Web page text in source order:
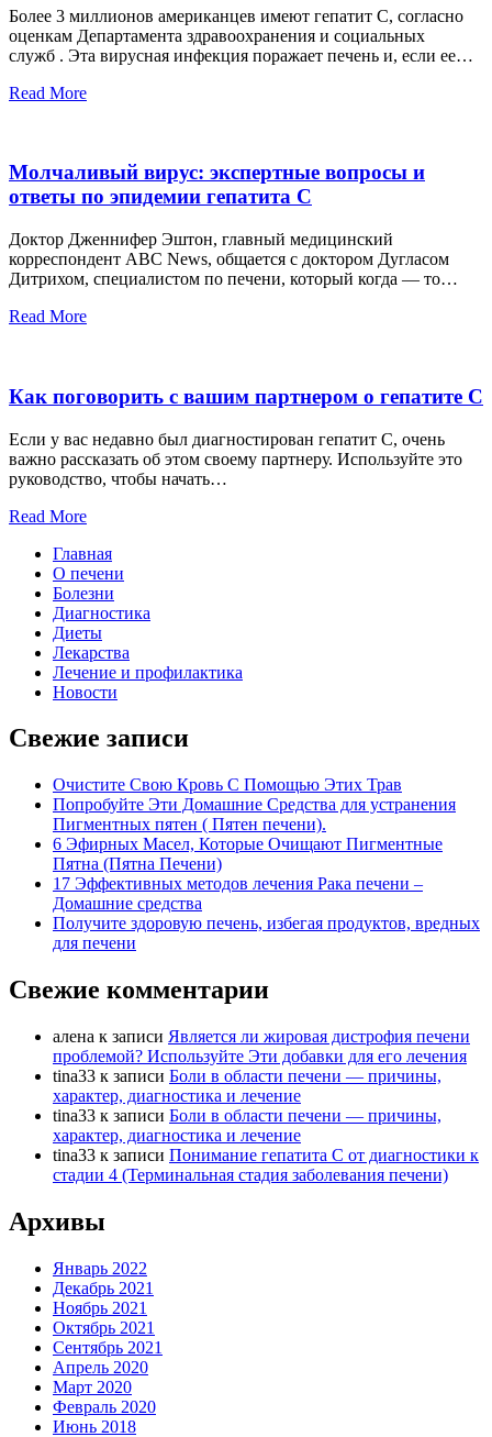
Более 3 миллионов американцев имеют гепатит С, согласно
оценкам Департамента здравоохранения и социальных
служб . Эта вирусная инфекция поражает печень и, если ее…
Read More
Молчаливый вирус: экспертные вопросы и
ответы по эпидемии гепатита С
Доктор Дженнифер Эштон, главный медицинский
корреспондент ABC News, общается с доктором Дугласом
Дитрихом, специалистом по печени, который когда — то…
Read More
Как поговорить с вашим партнером о гепатите С
Если у вас недавно был диагностирован гепатит С, очень
важно рассказать об этом своему партнеру. Используйте это
руководство, чтобы начать…
Read More
Главная
О печени
Болезни
Диагностика
Диеты
Лекарства
Лечение и профилактика
Новости
Свежие записи
Очистите Свою Кровь С Помощью Этих Трав
Попробуйте Эти Домашние Средства для устранения
Пигментных пятен ( Пятен печени).
6 Эфирных Масел, Которые Очищают Пигментные
Пятна (Пятна Печени)
17 Эффективных методов лечения Рака печени –
Домашние средства
Получите здоровую печень, избегая продуктов, вредных
для печени
Свежие комментарии
алена к записи Является ли жировая дистрофия печени
проблемой? Используйте Эти добавки для его лечения
tina33 к записи Боли в области печени — причины,
характер, диагностика и лечение
tina33 к записи Боли в области печени — причины,
характер, диагностика и лечение
tina33 к записи Понимание гепатита С от диагностики к
стадии 4 (Терминальная стадия заболевания печени)
Архивы
Январь 2022
Декабрь 2021
Ноябрь 2021
Октябрь 2021
Сентябрь 2021
Апрель 2020
Март 2020
Февраль 2020
Июнь 2018